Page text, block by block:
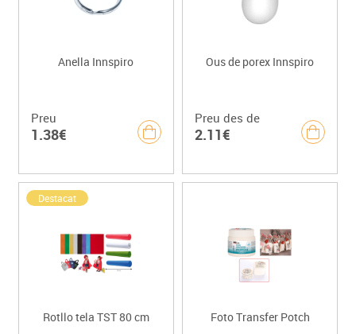
Anella Innspiro
Preu
1.38€
Ous de porex Innspiro
Preu des de
2.11€
Destacat
Rotllo tela TST 80 cm Foto Transfer Potch